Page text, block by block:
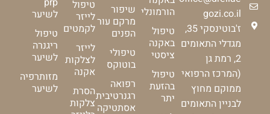
gozi.co.il
ז'בוטינסקי 35,
מגדלי התאומים
2, רמת גן
(המרכז הרפואי
ממוקם מחוץ
לבניין התאומים
הורמונלי
טיפול
באקנה
ציסטי
טיפול
בהזעת
יתר
שיפור
מרקם עור
הפנים
טיפולי
בוטוקס
רפואה
רגנרטיבית
אסתטיקה
טיפול
לייזר
לקמטים
לייזר
לצלקות
אקנה
הסרת
צלקות
לשיער
טיפול
ריגנרה
לשיער
מזותרפיה
לשיער